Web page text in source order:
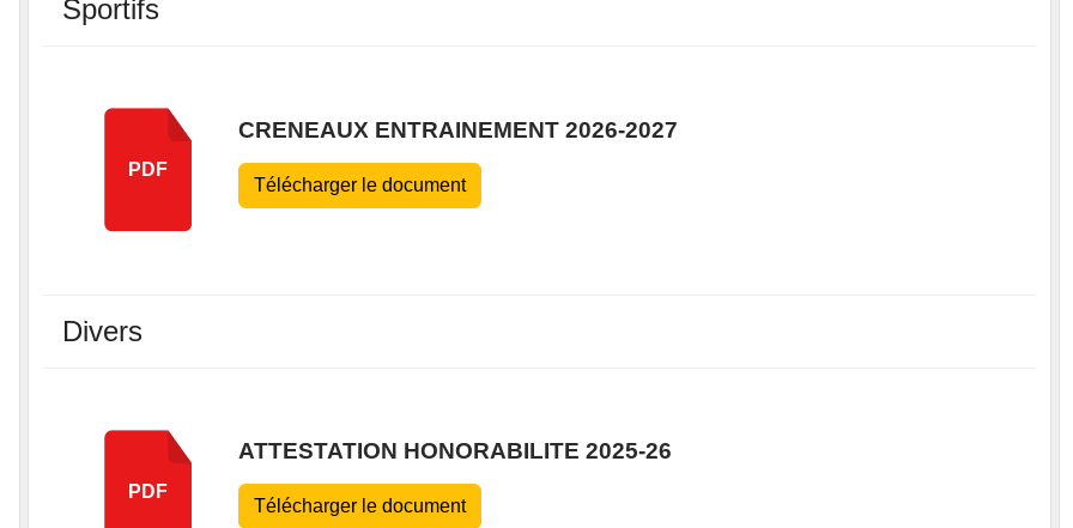
Sportifs
PDF
CRENEAUX ENTRAINEMENT 2026-2027
Télécharger le document
Divers
PDF
ATTESTATION HONORABILITE 2025-26
Télécharger le document